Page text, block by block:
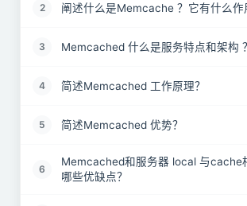
2 阐述什么是Memcache ？它有什么作
3 Memcached 什么是服务特点和架构 ？
4 简述Memcached 工作原理？
5 简述Memcached 优势？
6
Memcached和服务器 local 与cache
哪些优缺点？